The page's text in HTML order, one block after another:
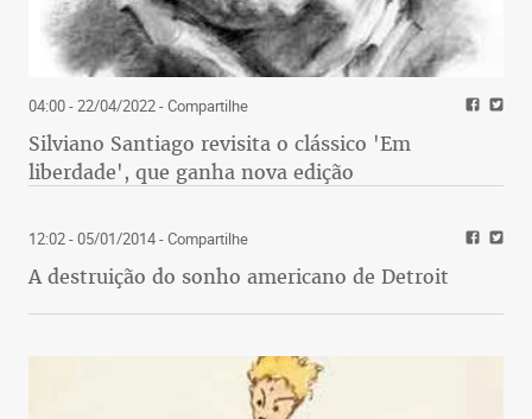
04:00 - 22/04/2022- Compartilhe
Silviano Santiago revisita o clássico 'Em
liberdade', que ganha nova edição
12:02 - 05/01/2014- Compartilhe
A destruição do sonho americano de Detroit